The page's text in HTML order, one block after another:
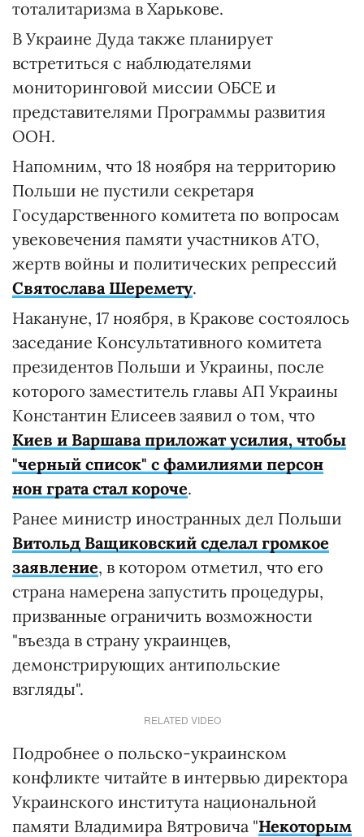
тоталитаризма в Харькове.
В Украине Дуда также планирует
встретиться с наблюдателями
мониторинговой миссии ОБСЕ и
представителями Программы развития
ООН.
Напомним, что 18 ноября на территорию
Польши не пустили секретаря
Государственного комитета по вопросам
увековечения памяти участников АТО,
жертв войны и политических репрессий
Святослава Шеремету.
Накануне, 17 ноября, в Кракове состоялось
заседание Консультативного комитета
президентов Польши и Украины, после
которого заместитель главы АП Украины
Константин Елисеев заявил о том, что
Киев и Варшава приложат усилия, чтобы
"черный список" с фамилиями персон
нон грата стал короче.
Ранее министр иностранных дел Польши
Витольд Ващиковский сделал громкое
заявление, в котором отметил, что его
страна намерена запустить процедуры,
призванные ограничить возможности
"въезда в страну украинцев,
демонстрирующих антипольские
взгляды".
RELATED VIDEO
Подробнее о польско-украинском
конфликте читайте в интервью директора
Украинского института национальной
памяти Владимира Вятровича "Некоторым